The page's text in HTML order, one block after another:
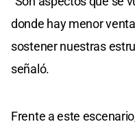
donde hay menor
sostener nuestras
señaló.
Frente a este